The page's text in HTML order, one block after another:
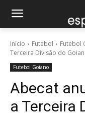
Início Futebol Futebol
Terceira Divisão do
Futebol Goiano
Abecat
a Terceira